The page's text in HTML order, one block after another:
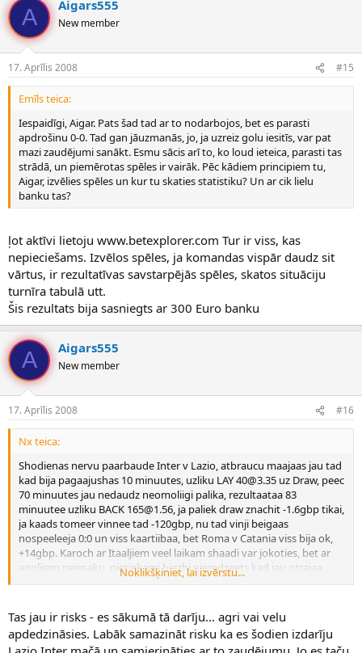
A Aigars555
New member
17. Aprīlis 2008 #15
Emīls teica:
Iespaidīgi, Aigar. Pats šad tad ar to nodarbojos, bet es parasti
apdrošinu 0-0. Tad gan jāuzmanās, jo, ja uzreiz golu iesitīs, var pat
mazi zaudējumi sanākt. Esmu sācis arī to, ko loud ieteica, parasti tas
strādā, un piemērotas spēles ir vairāk. Pēc kādiem principiem tu,
Aigar, izvēlies spēles un kur tu skaties statistiku? Un ar cik lielu
banku tas?
ļot aktīvi lietoju www.betexplorer.com Tur ir viss, kas
nepieciešams. Izvēlos spēles, ja komandas vispār daudz sit
vārtus, ir rezultatīvas savstarpējās spēles, skatos situāciju
turnīra tabulā utt.
Šis rezultats bija sasniegts ar 300 Euro banku
A Aigars555
New member
17. Aprīlis 2008 #16
Nx teica:
Shodienas nervu paarbaude Inter v Lazio, atbraucu maajaas jau tad
kad bija pagaajushas 10 minuutes, uzliku LAY 40@3.35 uz Draw, peec
70 minuutes jau nedaudz neomoliigi palika, rezultaataa 83
minuutee uzliku BACK 165@1.56, ja paliek draw znachit -1.6gbp tikai,
ja kaads tomeer vinnee tad -120gbp, nu tad vinji beigaas
nospeeleeja 0:0 un viss kaartiibaa, bet Roma v Catania viss bija ok,
+14gbp. Karoch ar Itaaljiem veel laikam shaadi var jokoties, bet ar
angljiem neiesaku, pietiekami biezhi pieredzeets kad jau otrajaa
papildlaikaa pat 2 golus iesit. Blin a paareejaas shodienas speeles
Noklikšķiniet, lai izvērstu...
Tas jau ir risks - es sākumā tā darīju... agri vai velu
apdedzināsies. Labāk samazināt risku ka es šodien izdarīju